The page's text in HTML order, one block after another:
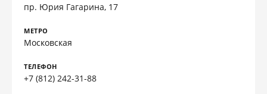
пр. Юрия Гагарина, 17
МЕТРО
Московская
ТЕЛЕФОН
+7 (812) 242-31-88